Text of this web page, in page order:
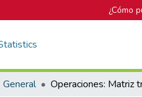
¿Cómo
General